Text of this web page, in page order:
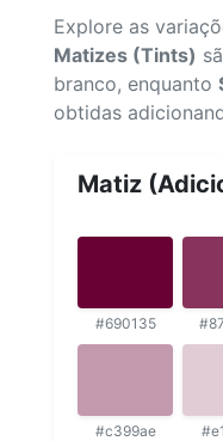
Explore as
Matizes (Tints)
branco, enquanto
obtidas
Matiz
#690135
#c399ae